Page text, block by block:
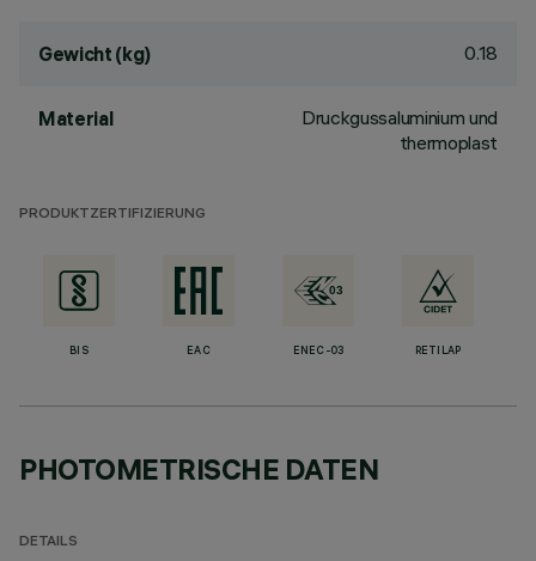
Gewicht (kg) 0.18
Material
Druckgussaluminium und
thermoplast
PRODUKTZERTIFIZIERUNG
BIS EAC ENEC-03 RETILAP
PHOTOMETRISCHE DATEN
DETAILS